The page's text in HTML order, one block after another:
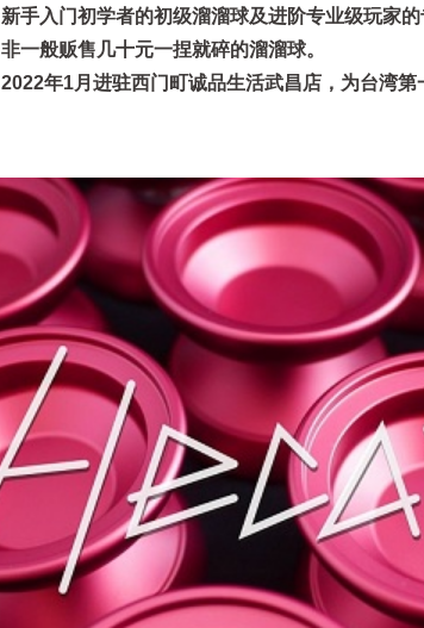
新手入门初学者的初级溜溜球及进阶专业级玩家
非一般贩售几十元一捏就碎的溜溜球。
2022年1月进驻西门町诚品生活武昌店，为台湾